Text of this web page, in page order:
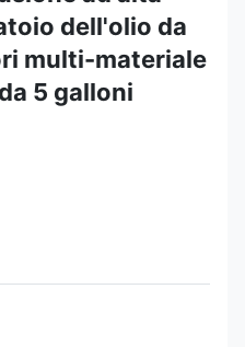
dell'olio da
multi-materiale
da 5 galloni